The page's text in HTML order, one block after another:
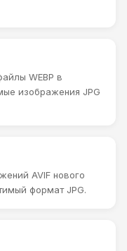
WEBP в
изображения JPG
AVIF нового
формат JPG.